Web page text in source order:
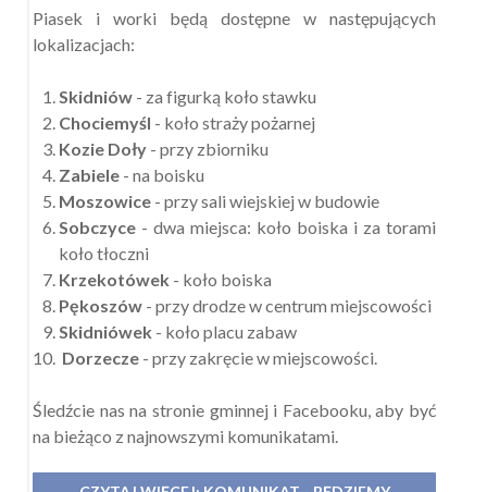
Piasek i worki będą dostępne w następujących
lokalizacjach:
Skidniów - za figurką koło stawku
Chociemyśl - koło straży pożarnej
Kozie Doły - przy zbiorniku
Zabiele - na boisku
Moszowice - przy sali wiejskiej w budowie
Sobczyce - dwa miejsca: koło boiska i za torami
koło tłoczni
Krzekotówek - koło boiska
Pękoszów - przy drodze w centrum miejscowości
Skidniówek - koło placu zabaw
Dorzecze - przy zakręcie w miejscowości.
Śledźcie nas na stronie gminnej i Facebooku, aby być
na bieżąco z najnowszymi komunikatami.